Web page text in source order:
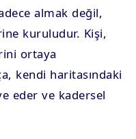
almak değil,
kuruludur. Kişi,
ortaya
kendi haritasındaki
eder ve kadersel